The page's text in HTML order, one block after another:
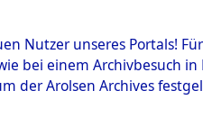
Nutzer unseres Portals!
bei einem Archivbesuch
der Arolsen Archives